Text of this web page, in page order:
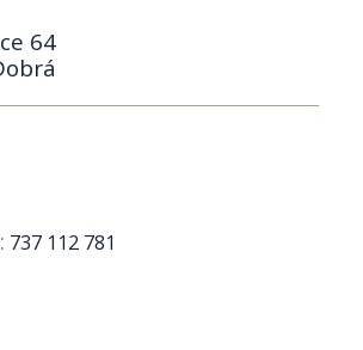
64
737 112 781